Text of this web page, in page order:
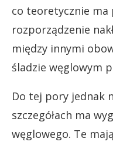
co teoretycznie ma
rozporządzenie
między innymi
śladzie węglowym
Do tej pory jednak
szczegółach ma
węglowego. Te